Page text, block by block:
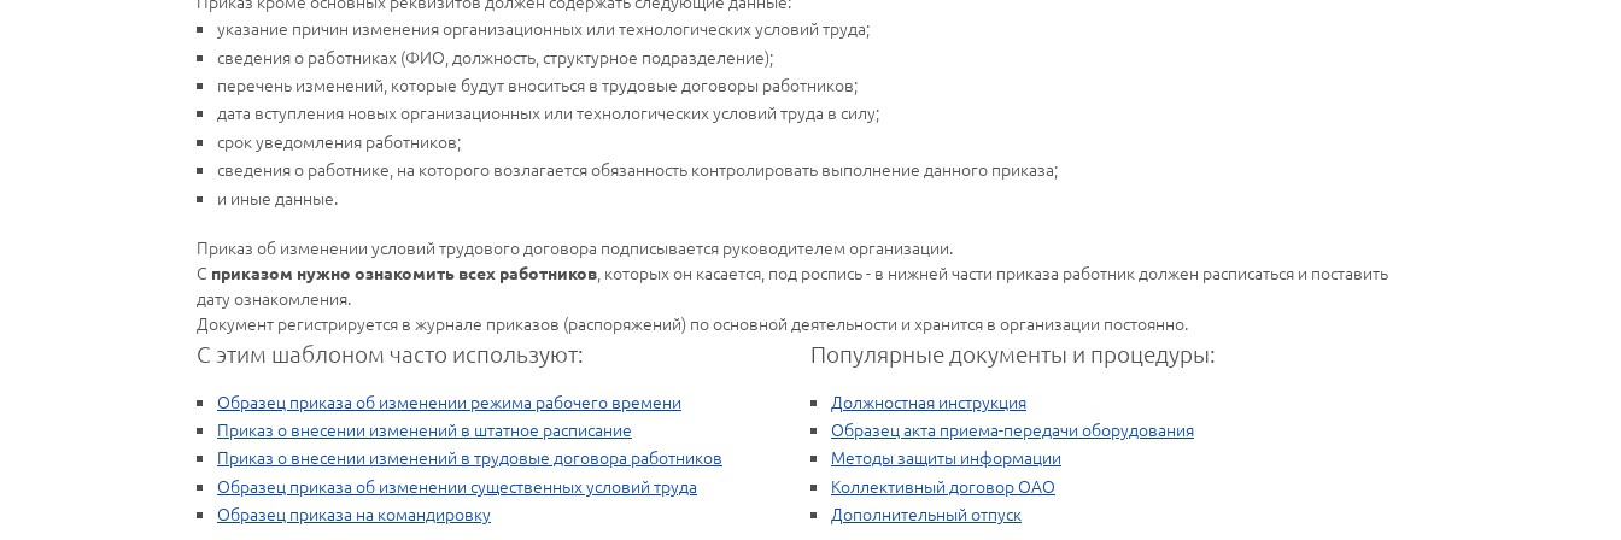
указание причин изменения организационных или технологических условий труда;
сведения о работниках (ФИО, должность, структурное подразделение);
перечень изменений, которые будут вноситься в трудовые договоры работников;
дата вступления новых организационных или технологических условий труда в силу;
срок уведомления работников;
сведения о работнике, на которого возлагается обязанность контролировать выполнение данного приказа;
и иные данные.
Приказ об изменении условий трудового договора подписывается руководителем организации.
С приказом нужно ознакомить всех работников , которых он касается, под роспись - в нижней части приказа работник должен расписаться и поставить
дату ознакомления.
Документ регистрируется в журнале приказов (распоряжений) по основной деятельности и хранится в организации постоянно.
С этим шаблоном часто используют:
Образец приказа об изменении режима рабочего времени
Приказ о внесении изменений в штатное расписание
Приказ о внесении изменений в трудовые договора работников
Образец приказа об изменении существенных условий труда
Образец приказа на командировку
Популярные документы и процедуры:
Должностная инструкция
Образец акта приема-передачи оборудования
Методы защиты информации
Коллективный договор ОАО
Дополнительный отпуск